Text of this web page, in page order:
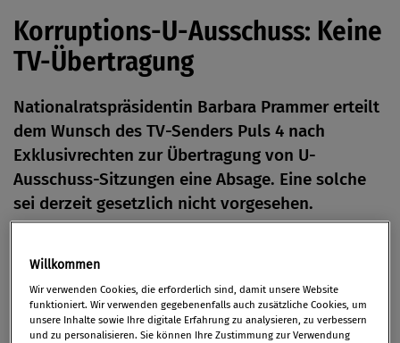
Artikel auf Xing teilen
Artikel auf linkedIn teilen
Artikel auf Facebook teilen
Artikellink kopieren
Artikel per Mail teilen
Korruptions-U-Ausschuss: Keine
TV-Übertragung
Nationalratspräsidentin Barbara Prammer erteilt
dem Wunsch des TV-Senders Puls 4 nach
Exklusivrechten zur Übertragung von U-
Ausschuss-Sitzungen eine Absage. Eine solche
sei derzeit gesetzlich nicht vorgesehen.
13. Januar 2012
Willkommen
Wir verwenden Cookies, die erforderlich sind, damit unsere Website
funktioniert. Wir verwenden gegebenenfalls auch zusätzliche Cookies, um
unsere Inhalte sowie Ihre digitale Erfahrung zu analysieren, zu verbessern
und zu personalisieren. Sie können Ihre Zustimmung zur Verwendung